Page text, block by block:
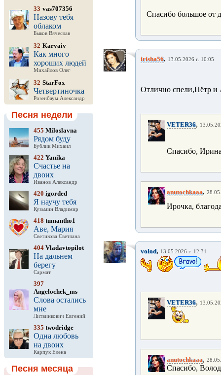
33 vas707356
Назову тебя
облаком
Быков Вячеслав
32 Karvaiv
Как много
хороших людей
Михайлов Олег
32 StarFox
Четвертиночка
Розенбаум Александр
Песня недели
455 Miloslavna
Рядом буду
Бублик Михаил
422 Yanika
Счастье на
двоих
Иванов Александр
420 igorded
Я научу тебя
Кузьмин Владимир
418 tumantho1
Аве, Мария
Светикова Светлана
404 Vladavtopilot
На дальнем
берегу
Сармат
397
Angelochek_ms
Слова остались
мне
Литвинкович Евгений
335 twodridge
Одна любовь
на двоих
Карпук Елена
Песня месяца
Спасибо большое от
irisha56, 13.05.2026 г. 10:05
Отлично спели,Пётр и
VETER36,
Спасибо,
anutochkaaa,
Ирочка,
volod, 13.05.2026 г. 12:31
VETER36,
anutochkaaa,
Спасибо,